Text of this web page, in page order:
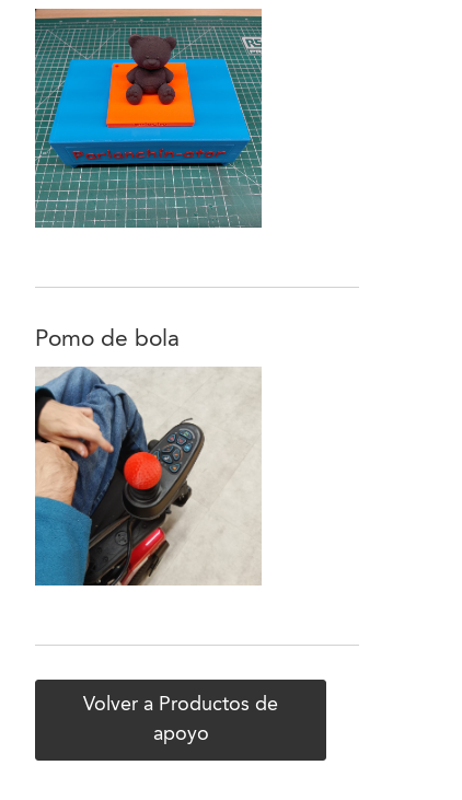
Pomo de bola
Volver a Productos de
apoyo